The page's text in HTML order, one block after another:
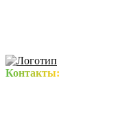
Контакты: